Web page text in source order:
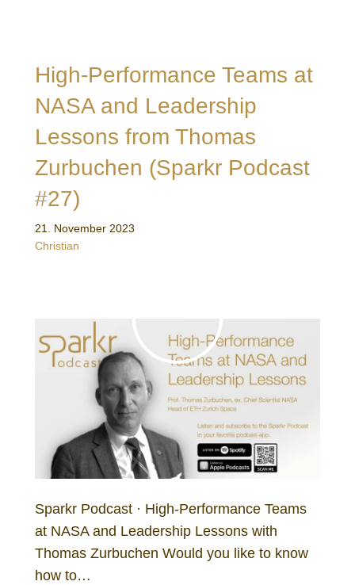
High-Performance Teams at
NASA and Leadership
Lessons from Thomas
Zurbuchen (Sparkr Podcast
#27)
21. November 2023
Christian
Sparkr Podcast · High-Performance Teams
at NASA and Leadership Lessons with
Thomas Zurbuchen Would you like to know
how to…